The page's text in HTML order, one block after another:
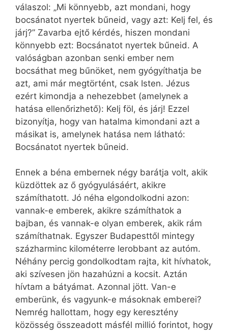
válaszol: „Mi könnyebb, azt mondani, hogy
bocsánatot nyertek bűneid, vagy azt: Kelj fel, és
járj?” Zavarba ejtő kérdés, hiszen mondani
könnyebb ezt: Bocsánatot nyertek bűneid. A
valóságban azonban senki ember nem
bocsáthat meg bűnöket, nem gyógyíthatja be
azt, ami már megtörtént, csak Isten. Jézus
ezért kimondja a nehezebbet (amelynek a
hatása ellenőrizhető): Kelj föl, és járj! Ezzel
bizonyítja, hogy van hatalma kimondani azt a
másikat is, amelynek hatása nem látható:
Bocsánatot nyertek bűneid.
Ennek a béna embernek négy barátja volt, akik
küzdöttek az ő gyógyulásáért, akikre
számíthatott. Jó néha elgondolkodni azon:
vannak-e emberek, akikre számíthatok a
bajban, és vannak-e olyan emberek, akik rám
számíthatnak. Egyszer Budapesttől mintegy
százharminc kilométerre lerobbant az autóm.
Néhány percig gondolkodtam rajta, kit hívhatok,
aki szívesen jön hazahúzni a kocsit. Aztán
hívtam a bátyámat. Azonnal jött. Van-e
emberünk, és vagyunk-e másoknak emberei?
Nemrég hallottam, hogy egy keresztény
közösség összeadott másfél millió forintot, hogy